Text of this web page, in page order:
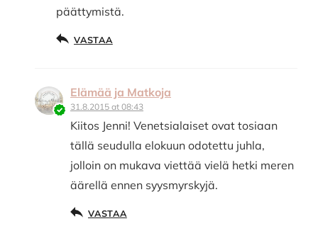
päättymistä.
VASTAA
Elämää ja Matkoja
31.8.2015 at 08:43
Kiitos Jenni! Venetsialaiset ovat tosiaan
tällä seudulla elokuun odotettu juhla,
jolloin on mukava viettää vielä hetki meren
äärellä ennen syysmyrskyjä.
VASTAA